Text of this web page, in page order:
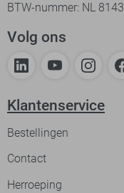
BTW-nummer: NL
Volg ons
Klantenservice
Bestellingen
Contact
Herroeping